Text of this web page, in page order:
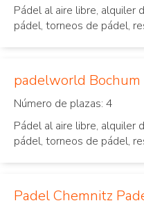
Pádel al aire libre, alquiler
pádel, torneos de pádel,
padelworld Bochum
Número de plazas: 4
Pádel al aire libre, alquiler
pádel, torneos de pádel,
Padel Chemnitz